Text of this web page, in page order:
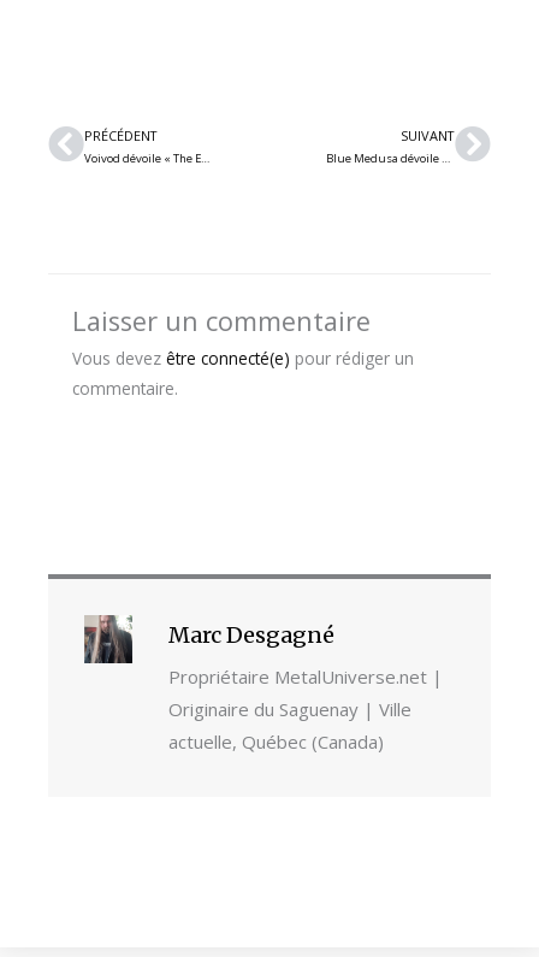
Précédent
PRÉCÉDENT SUIVANT
Laisser un commentaire
Vous devez être connecté(e) pour rédiger un
commentaire.
Marc Desgagné
Propriétaire MetalUniverse.net |
Originaire du Saguenay | Ville
actuelle, Québec (Canada)